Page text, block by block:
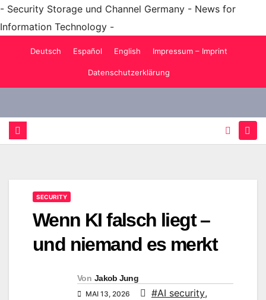
- Security Storage und Channel Germany - News for
Information Technology -
Deutsch Español English Impressum – Imprint
Datenschutzerklärung
SECURITY
Wenn KI falsch liegt –
und niemand es merkt
Von Jakob Jung
MAI 13, 2026 #AI security,